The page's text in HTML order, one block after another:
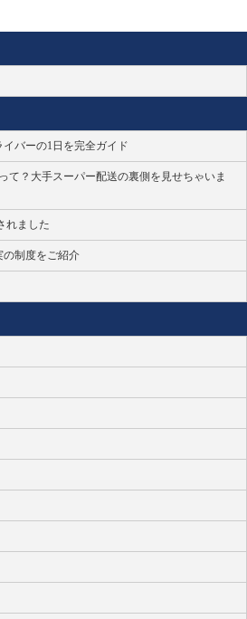
イバーの1日を完全ガイド
て？大手スーパー配送の裏側を見せちゃいま
れました
の制度をご紹介